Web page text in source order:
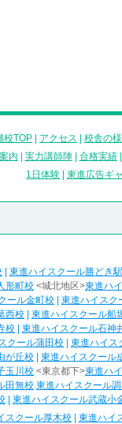
校TOP | アクセス | 校舎の
内 | 実力講師陣| 合格実績|
1日体験 | 東進広告ギ
| 東進ハイスクール勝どき
形町校 <城北地区>東進ハ
ール金町校 | 東進ハイスク
西校 | 東進ハイスクール船
校 | 東進ハイスクール石神
クール蒲田校 | 東進ハイス
が丘校 | 東進ハイスクール
玉川校 <東京都下>東進ハ
田無校 東進ハイスクール
| 東進ハイスクール武蔵小
スクール厚木校 | 東進ハイ